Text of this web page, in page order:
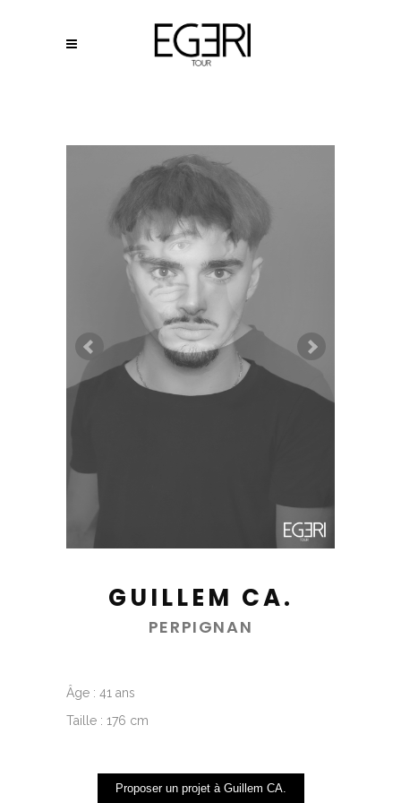
GUILLEM CA.
PERPIGNAN
Âge : 41 ans
Taille : 176 cm
Proposer un projet à Guillem CA.